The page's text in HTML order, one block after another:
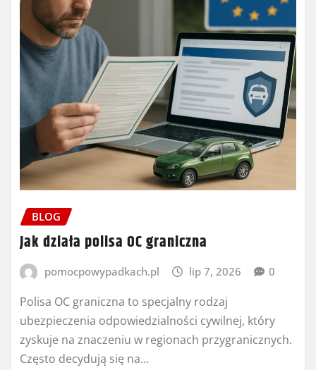
BLOG
Jak działa polisa OC graniczna
pomocpowypadkach.pl lip 7, 2026 0
Polisa OC graniczna to specjalny rodzaj
ubezpieczenia odpowiedzialności cywilnej, który
zyskuje na znaczeniu w regionach przygranicznych.
Często decydują się na…